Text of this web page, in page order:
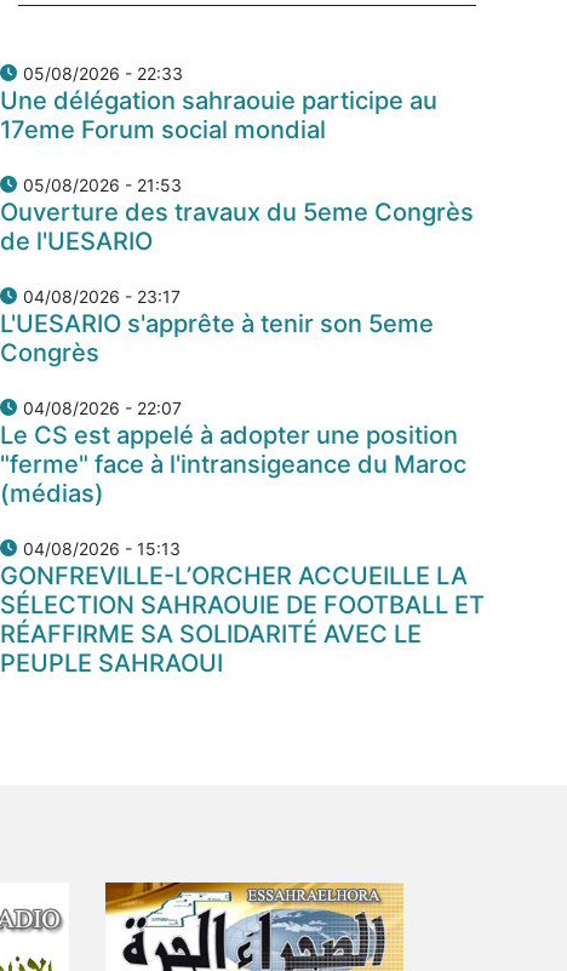
05/08/2026 - 22:33
Une délégation sahraouie participe au
17eme Forum social mondial
05/08/2026 - 21:53
Ouverture des travaux du 5eme Congrès
de l'UESARIO
04/08/2026 - 23:17
L'UESARIO s'apprête à tenir son 5eme
Congrès
04/08/2026 - 22:07
Le CS est appelé à adopter une position
"ferme" face à l'intransigeance du Maroc
(médias)
04/08/2026 - 15:13
GONFREVILLE-L’ORCHER ACCUEILLE LA
SÉLECTION SAHRAOUIE DE FOOTBALL ET
RÉAFFIRME SA SOLIDARITÉ AVEC LE
PEUPLE SAHRAOUI